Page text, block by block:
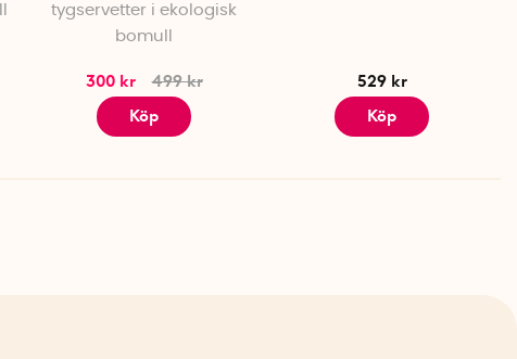
tygservetter i ekologisk
bomull
300 kr
499 kr
Köp
529 kr
Köp